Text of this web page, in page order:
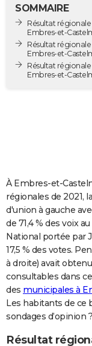
Destinations
City break
Voyage nature
Voyage de noces
Forum
Climat
GUIDES D'ACHAT
BONS PLANS
S'inscrire
Se connecter
Lycées
Collèges
Primaires
Universités
Entreprises
Service militaire
Avis de recherche
AVIS DE DÉCÈS
FORUM
Bricolage
Lifestyle
Culture
Sport
Auto
Television
Voyage
Cinema
SOMMAIRE
Résultat régionale
Embres-et-
Résultat régionale
Embres-et-
Résultat régionale
Embres-et-
À Embres-et-
régionales de 2021,
d'union à gauche
de 71,4 % des voix
National portée par
17,5 % des votes.
à droite) avait
consultables dans
des municipales à
Les habitants de ce
sondages d’opinion ?
Résultat